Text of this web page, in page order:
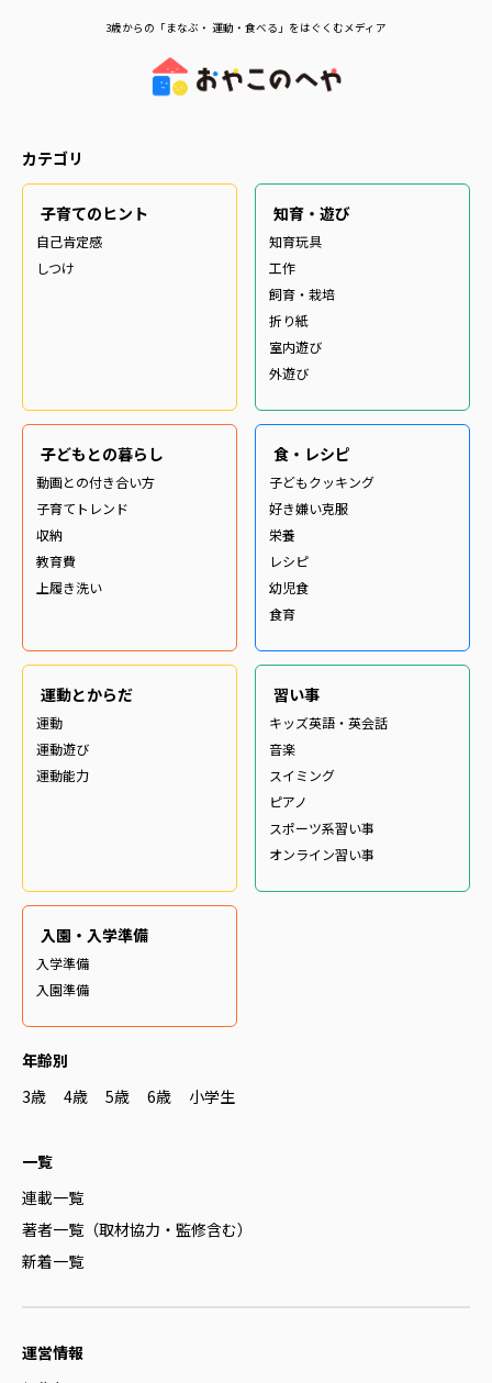
3歳からの「まなぶ・ 運動・食べる」をはぐくむメディア
カテゴリ
子育てのヒント
自己肯定感
しつけ
知育・遊び
知育玩具
工作
飼育・栽培
折り紙
室内遊び
外遊び
子どもとの暮らし
動画との付き合い方
子育てトレンド
収納
教育費
上履き洗い
食・レシピ
子どもクッキング
好き嫌い克服
栄養
レシピ
幼児食
食育
運動とからだ
運動
運動遊び
運動能力
習い事
キッズ英語・英会話
音楽
スイミング
ピアノ
スポーツ系習い事
オンライン習い事
入園・入学準備
入学準備
入園準備
年齢別
3歳
4歳 5歳 6歳 小学生
一覧
連載一覧
著者一覧（取材協力・監修含む）
新着一覧
運営情報